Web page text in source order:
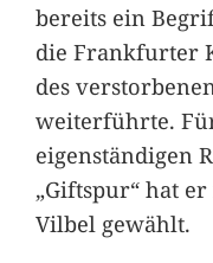
bereits ein
die Frankfurter
des
weiterführte.
eigenständigen
„Giftspur“ hat
Vilbel gewählt.